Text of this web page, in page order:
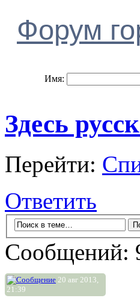
Форум
Имя:
Здесь
Перейти:
Ответить
Сообщений:
20 авг 2013,
21:39